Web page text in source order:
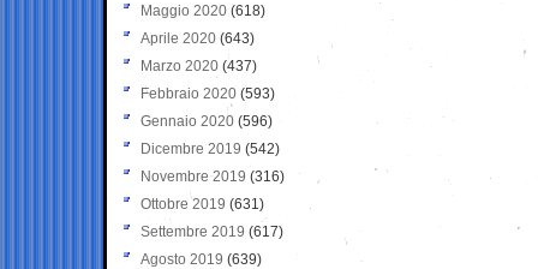
Maggio 2020 (618)
Aprile 2020 (643)
Marzo 2020 (437)
Febbraio 2020 (593)
Gennaio 2020 (596)
Dicembre 2019 (542)
Novembre 2019 (316)
Ottobre 2019 (631)
Settembre 2019 (617)
Agosto 2019 (639)